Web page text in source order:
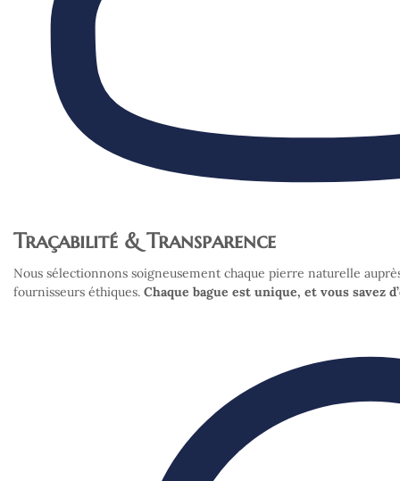
Traçabilité & Transparence
Nous sélectionnons soigneusement chaque pierre naturelle
fournisseurs éthiques. Chaque bague est unique, et vous savez